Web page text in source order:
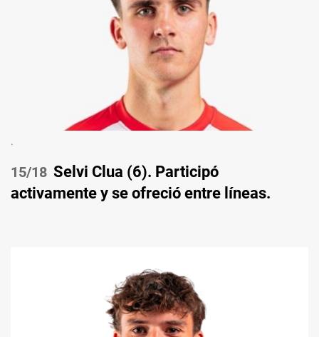
.
/18 Selvi Clua (6). Participó
activamente y se ofreció entre líneas.